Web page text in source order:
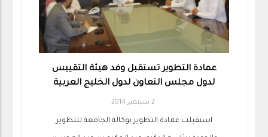
عمادة التطوير تستقبل وفد هيئة التقييس
لدول مجلس التعاون لدول الخليج العربية
2 سبتمبر 2014
استقبلت عمادة التطوير بوكالة الجامعة للتطوير